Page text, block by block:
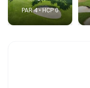
PAR 4 • HCP 0